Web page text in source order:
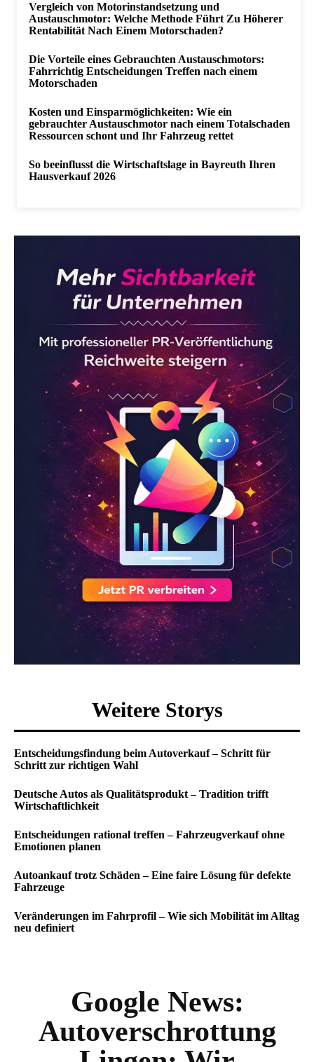
Vergleich von Motorinstandsetzung und
Austauschmotor: Welche Methode Führt Zu Höherer
Rentabilität Nach Einem Motorschaden?
Die Vorteile eines Gebrauchten Austauschmotors:
Fahrrichtig Entscheidungen Treffen nach einem
Motorschaden
Kosten und Einsparmöglichkeiten: Wie ein
gebrauchter Austauschmotor nach einem Totalschaden
Ressourcen schont und Ihr Fahrzeug rettet
So beeinflusst die Wirtschaftslage in Bayreuth Ihren
Hausverkauf 2026
Weitere Storys
Entscheidungsfindung beim Autoverkauf – Schritt für
Schritt zur richtigen Wahl
Deutsche Autos als Qualitätsprodukt – Tradition trifft
Wirtschaftlichkeit
Entscheidungen rational treffen – Fahrzeugverkauf ohne
Emotionen planen
Autoankauf trotz Schäden – Eine faire Lösung für defekte
Fahrzeuge
Veränderungen im Fahrprofil – Wie sich Mobilität im Alltag
neu definiert
Google News:
Autoverschrottung